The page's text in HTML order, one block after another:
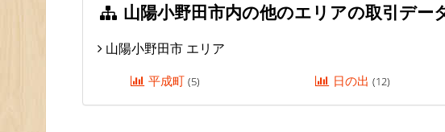
山陽小野田市内の他のエリアの取引デー
山陽小野田市 エリア
平成町(5) 日の出(12)